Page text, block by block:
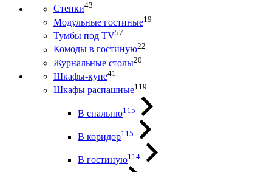
Стенки43
Модульные гостиные19
Тумбы под ТV57
Комоды в гостиную22
Журнальные столы20
Шкафы-купе41
Шкафы распашные119
В спальню115
В коридор115
В гостиную114